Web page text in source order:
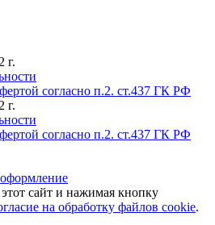
г.
согласно п.2. ст.437 ГК РФ
г.
согласно п.2. ст.437 ГК РФ
сайт и нажимая кнопку
на обработку файлов cookie.